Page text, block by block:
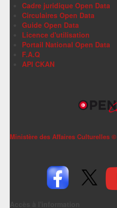
Cadre juridique Open Data
Circulaires Open Data
Guide Open Data
Licence d'utilisation
Portail National Open Data
F.A.Q
API CKAN
Ministère des Affaires Culturelles ©